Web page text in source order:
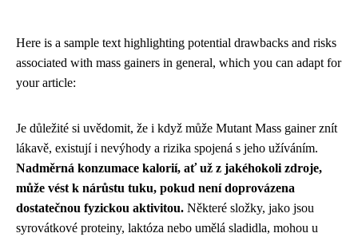
Here is a sample text highlighting potential drawbacks and risks
associated with mass gainers in general, which you can adapt for
your article:
Je důležité si uvědomit, že i když může Mutant Mass gainer znít
lákavě, existují i nevýhody a rizika spojená s jeho užíváním.
Nadměrná konzumace kalorií, ať už z jakéhokoli zdroje,
může vést k nárůstu tuku, pokud není doprovázena
dostatečnou fyzickou aktivitou. Některé složky, jako jsou
syrovátkové proteiny, laktóza nebo umělá sladidla, mohou u